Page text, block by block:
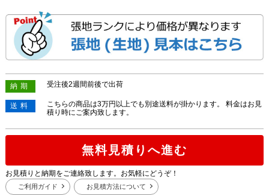
納期 受注後2週間前後で出荷
送料
こちらの商品は3万円以上でも別途送料が掛かります。 料金はお見
積り時にご案内致します。
無料見積りへ進む
お見積りと納期をご連絡致します。お気軽にどうぞ！
ご利用ガイド お見積方法について